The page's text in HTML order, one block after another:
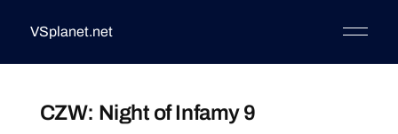
VSplanet.net
CZW: Night of Infamy 9